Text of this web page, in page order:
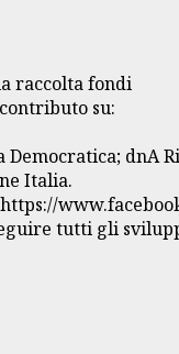
raccolta fondi
su:
Italia.
tutti gli